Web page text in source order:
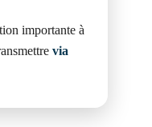
importante à
via